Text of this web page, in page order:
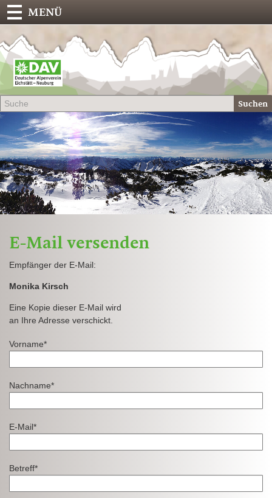
Suchen
MENÜ
E-Mail versenden
Empfänger der E-Mail:
Monika Kirsch
Eine Kopie dieser E-Mail wird
an Ihre Adresse verschickt.
Vorname*
Nachname*
E-Mail*
Betreff*